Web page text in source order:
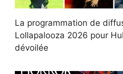
La programmation de
Lollapalooza 2026 pour
dévoilée